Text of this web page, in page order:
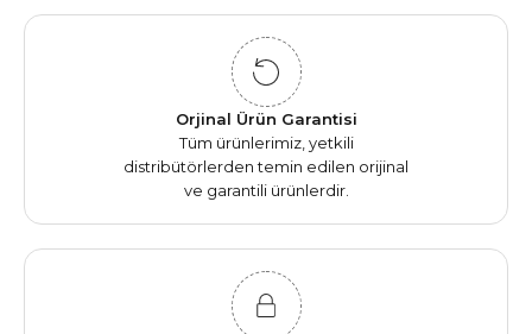
Orjinal Ürün Garantisi
Tüm ürünlerimiz, yetkili
distribütörlerden temin edilen orijinal
ve garantili ürünlerdir.